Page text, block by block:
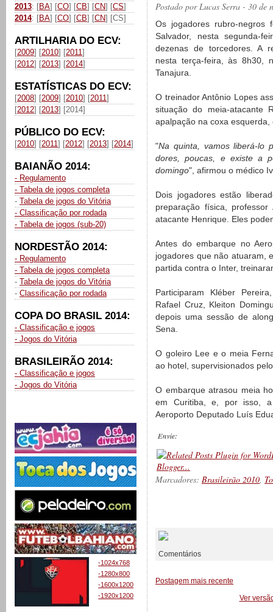
2013: [BA] [CO] [CB] [CN] [CS]
2014: [BA] [CO] [CB] [CN] [CS]
ARTILHARIA DO ECV:
[2009] [2010] [2011]
[2012] [2013] [2014]
ESTATÍSTICAS DO ECV:
[2008] [2009] [2010] [2011]
[2012] [2013] [2014]
PÚBLICO DO ECV:
[2010] [2011] [2012] [2013] [2014]
BAIANÃO 2014:
- Regulamento
- Tabela de jogos completa
- Tabela de jogos do Vitória
- Classificação por rodada
- Tabela de jogos (sub-20)
NORDESTÃO 2014:
- Regulamento
- Tabela de jogos completa
- Tabela de jogos do Vitória
- Classificação por rodada
COPA DO BRASIL 2014:
- Classificação e jogos
- Jogos do Vitória
BRASILEIRÃO 2014:
- Classificação e jogos
- Jogos do Vitória
-1024x768
-1280x800
-1600x1200
-1920x1200
Postado porLucas Serra - 30 de
Os jogadores rubro-negros
Salvador, nesta segunda-
dezenas de torcedores. A
nesta terça-feira, às 8h30,
Tanajura.
O treinador Antônio Lopes
situação do meia-atacante
apalpação na coxa
"Na quinta, vamos liberá-lo
dores, poucas, e existe a
domingo", afirmou o médico
Dois jogadores estão
preparação física,
atacante Henrique. Eles
Antes do embarque no
jogadores que não atuaram,
partida contra o Inter,
Participaram Kléber
Rafael Cruz, Kleiton
depois uma sessão de
Sena.
O goleiro Lee e o meia
ao hotel, supervisionados
O embarque atrasou meia
em Curitiba, e, por isso, a
Aeroporto Deputado Luís
Envie:
Marcadores: Brasileirão 2010,
Comentários
Postagem mais recente
Ver